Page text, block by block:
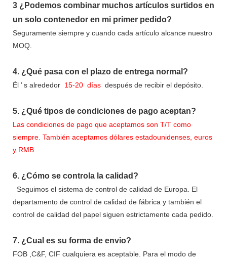
3 ¿Podemos combinar muchos artículos surtidos en
un solo contenedor en mi primer pedido?
Seguramente siempre y cuando cada artículo alcance nuestro
MOQ.
4. ¿Qué pasa con el plazo de entrega normal?
Él ’s alrededor 15-20 días después de recibir el depósito.
5. ¿Qué tipos de condiciones de pago aceptan?
Las condiciones de pago que aceptamos son T/T como
siempre. También aceptamos dólares estadounidenses, euros
y RMB.
6. ¿Cómo se controla la calidad?
Seguimos el sistema de control de calidad de Europa. El
departamento de control de calidad de fábrica y también el
control de calidad del papel siguen estrictamente cada pedido.
7. ¿Cual es su forma de envio?
FOB ,C&F, CIF cualquiera es aceptable. Para el modo de